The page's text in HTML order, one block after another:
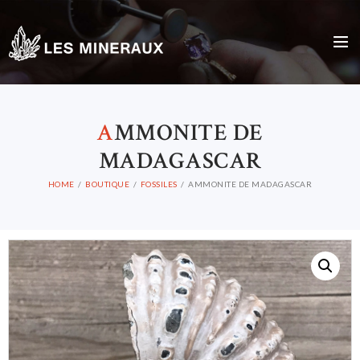
AMMONITE DE
MADAGASCAR
HOME BOUTIQUE FOSSILES AMMONITE DE MADAGASCAR